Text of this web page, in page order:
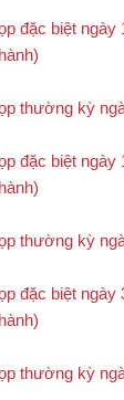
đặc biệt ngày
thường kỳ
đặc biệt ngày
thường kỳ
đặc biệt ngày
thường kỳ